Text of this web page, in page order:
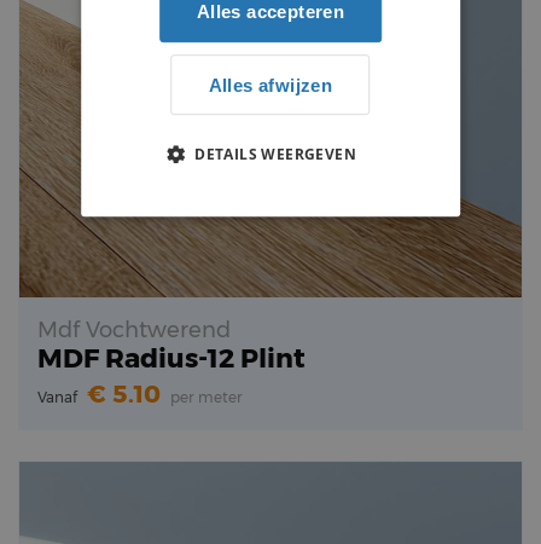
Mdf Vochtwerend
MDF Radius-12 Plint
Vanaf 5.10 per meter
Alles accepteren
Alles afwijzen
DETAILS WEERGEVEN